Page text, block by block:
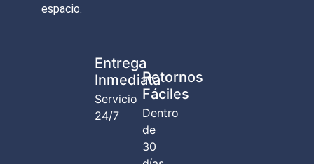
espacio.
Entrega
Inmediata
Servicio
24/7
Retornos
Fáciles
Dentro
de
30